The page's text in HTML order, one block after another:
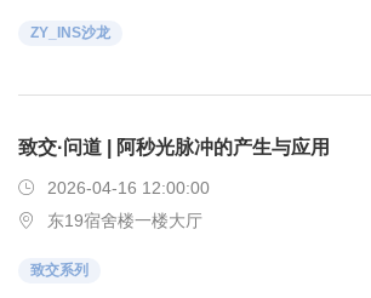
ZY_INS沙龙
致交·问道 | 阿秒光脉冲的产生与应用
2026-04-16 12:00:00
东19宿舍楼一楼大厅
致交系列